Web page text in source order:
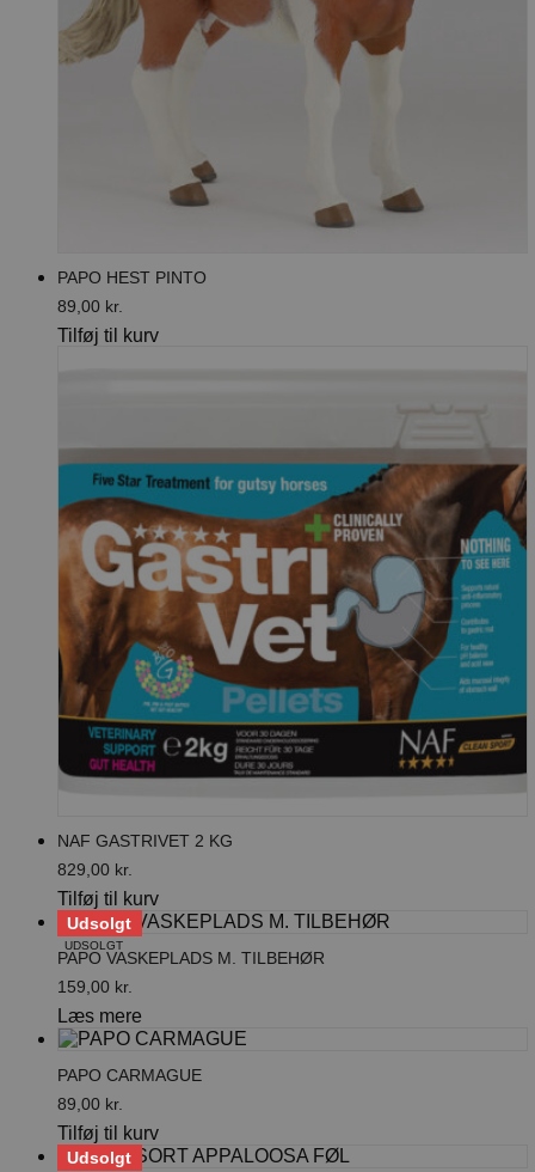
PAPO HEST PINTO
89,00 kr.
Tilføj til kurv
NAF GASTRIVET 2 KG
829,00 kr.
Tilføj til kurv
Udsolgt
UDSOLGT
PAPO VASKEPLADS M. TILBEHØR
159,00 kr.
Læs mere
PAPO CARMAGUE
89,00 kr.
Tilføj til kurv
Udsolgt